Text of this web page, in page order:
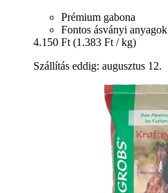
Prémium gabona
Fontos ásványi anyagok
4.150 Ft (1.383 Ft / kg)
Szállítás eddig: augusztus 12.